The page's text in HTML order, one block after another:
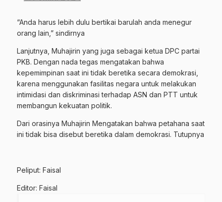
“Anda harus lebih dulu bertikai barulah anda menegur
orang lain,” sindirnya
Lanjutnya, Muhajirin yang juga sebagai ketua DPC partai
PKB. Dengan nada tegas mengatakan bahwa
kepemimpinan saat ini tidak beretika secara demokrasi,
karena menggunakan fasilitas negara untuk melakukan
intimidasi dan diskriminasi terhadap ASN dan PTT untuk
membangun kekuatan politik.
Dari orasinya Muhajirin Mengatakan bahwa petahana saat
ini tidak bisa disebut beretika dalam demokrasi. Tutupnya
Peliput: Faisal
Editor: Faisal